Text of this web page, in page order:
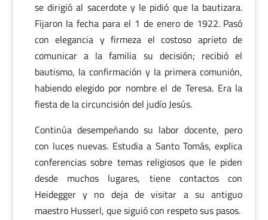
se dirigió al sacerdote y le pidió que la bautizara.
Fijaron la fecha para el 1 de enero de 1922. Pasó
con elegancia y firmeza el costoso aprieto de
comunicar a la familia su decisión; recibió el
bautismo, la confirmación y la primera comunión,
habiendo elegido por nombre el de Teresa. Era la
fiesta de la circuncisión del judío Jesús.
Continúa desempeñando su labor docente, pero
con luces nuevas. Estudia a Santo Tomás, explica
conferencias sobre temas religiosos que le piden
desde muchos lugares, tiene contactos con
Heidegger y no deja de visitar a su antiguo
maestro Husserl, que siguió con respeto sus pasos.